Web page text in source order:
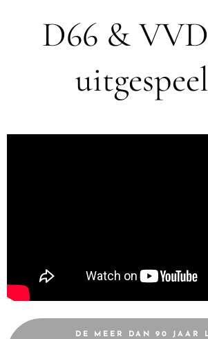
D66 &
DE MEER DAN 90 JAAR